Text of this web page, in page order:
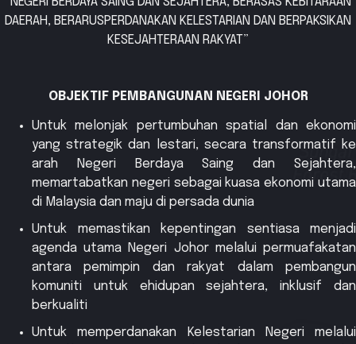
DAERAH, BERARUSPERDANAKAN KELESTARIAN DAN BERPAKSIKAN
KESEJAHTERAAN RAKYAT”
OBJEKTIF PEMBANGUNAN NEGERI JOHOR
Untuk melonjak pertumbuhan spatial dan ekonomi
yang strategik dan lestari, secara transformatif ke
arah Negeri Berdaya Saing dan Sejahtera,
memartabatkan negeri sebagai kuasa ekonomi utama
di Malaysia dan maju di persada dunia
Untuk memastikan kepentingan sentiasa menjadi
agenda utama Negeri Johor melalui permuafakatan
antara pemimpin dan rakyat dalam pembangun
komuniti untuk ehidupan sejahtera, inklusif dan
berkualiti
Untuk memperdanakan Kelestarian Negeri melalui